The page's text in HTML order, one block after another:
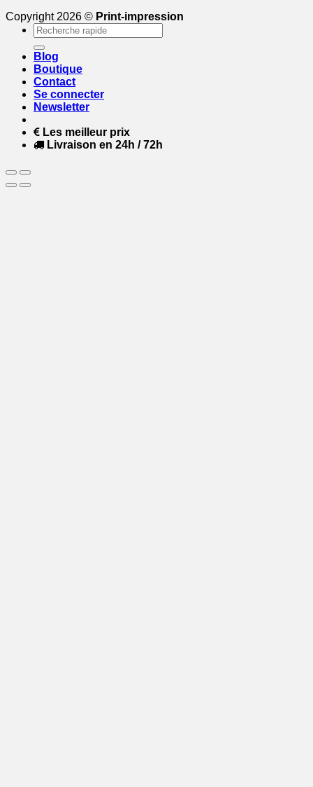
Copyright 2026 © Print-impression
Recherche
pour :
Blog
Boutique
Contact
Se connecter
Newsletter
Les meilleur prix
Livraison en 24h / 72h